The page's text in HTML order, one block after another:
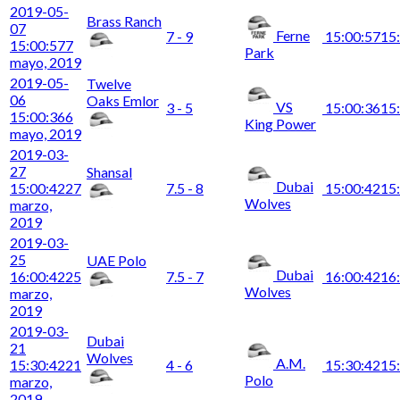
2019-05-
07
15:00:577
mayo, 2019
Brass Ranch
7 - 9
Ferne
Park
15:00:57
2019-05-
06
15:00:366
mayo, 2019
Twelve
Oaks Emlor 3 - 5
VS
King Power
15:00:36
2019-03-
27
15:00:4227
marzo,
2019
Shansal
7.5 - 8
Dubai
Wolves
15:00:42
2019-03-
25
16:00:4225
marzo,
2019
UAE Polo
7.5 - 7
Dubai
Wolves
16:00:42
2019-03-
21
15:30:4221
marzo,
Dubai
Wolves
4 - 6
A.M.
Polo
15:30:42